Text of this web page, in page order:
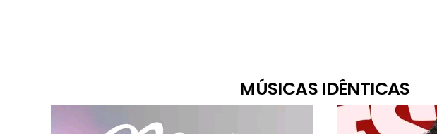
MÚSICAS IDÊNTICAS